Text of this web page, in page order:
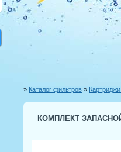
» Каталог фильтров »
КОМПЛЕКТ